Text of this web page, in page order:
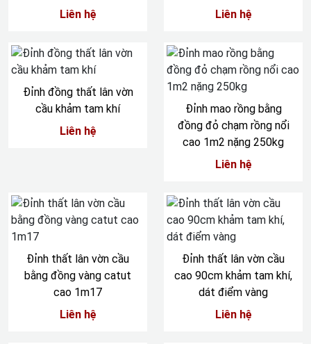
Liên hệ Liên hệ
Đỉnh đồng thất lân vờn
cầu khảm tam khí
Liên hệ
Đỉnh mao rồng bằng
đồng đỏ chạm rồng nổi
cao 1m2 nặng 250kg
Liên hệ
Đỉnh thất lân vờn cầu
bằng đồng vàng catut
cao 1m17
Liên hệ
Đỉnh thất lân vờn cầu
cao 90cm khảm tam khí,
dát điểm vàng
Liên hệ